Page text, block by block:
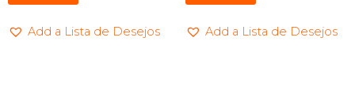
Add a Lista de Desejos Add a Lista de Desejos